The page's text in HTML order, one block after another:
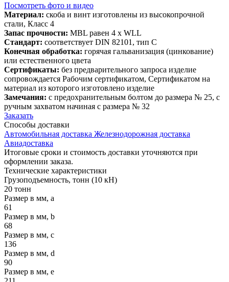
Посмотреть фото и видео
Материал: скоба и винт изготовлены из высокопрочной
стали, Класс 4
Запас прочности: MBL равен 4 x WLL
Стандарт: соответствует DIN 82101, тип С
Конечная обработка: горячая гальванизация (цинкование)
или естественного цвета
Сертификаты: без предварительного запроса изделие
сопровождается Рабочим сертификатом, Сертификатом на
материал из которого изготовлено изделие
Замечания: с предохранительным болтом до размера № 25, с
ручным захватом начиная с размера № 32
Заказать
Способы доставки
Автомобильная доставка Железнодорожная доставка
Авиадоставка
Итоговые сроки и стоимость доставки уточняются при
оформлении заказа.
Технические характеристики
Грузоподъемность, тонн (10 кН)
20 тонн
Размер в мм, a
61
Размер в мм, b
68
Размер в мм, c
136
Размер в мм, d
90
Размер в мм, e